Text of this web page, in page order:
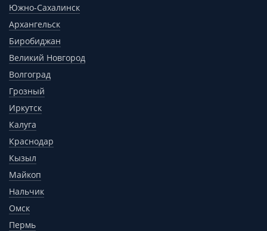
Южно-Сахалинск
Архангельск
Биробиджан
Великий Новгород
Волгоград
Грозный
Иркутск
Калуга
Краснодар
Кызыл
Майкоп
Нальчик
Омск
Пермь